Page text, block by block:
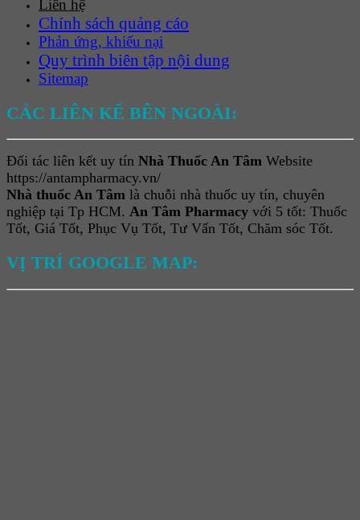
Liên hệ
Chính sách quảng cáo
Phản ứng, khiếu nại
Quy trình biên tập nội dung
Sitemap
CÁC LIÊN KẾ BÊN NGOÀI:
Đối tác liên kết uy tín Nhà Thuốc An Tâm Website
https://antampharmacy.vn/
Nhà thuốc An Tâm là chuỗi nhà thuốc uy tín, chuyên
nghiệp tại Tp HCM. An Tâm Pharmacy với 5 tốt: Thuốc
Tốt, Giá Tốt, Phục Vụ Tốt, Tư Vấn Tốt, Chăm sóc Tốt.
VỊ TRÍ GOOGLE MAP: